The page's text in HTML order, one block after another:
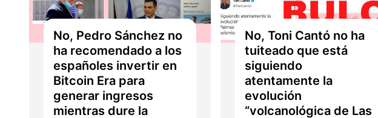
No, Pedro Sánchez no
ha recomendado a los
españoles invertir en
Bitcoin Era para
generar ingresos
mientras dure la
No, Toni Cantó no ha
tuiteado que está
siguiendo
atentamente la
evolución
“volcanológica de Las